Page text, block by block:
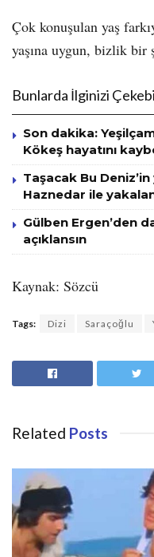
Çok konuşulan yaş
yaşına uygun, bizlik bir
Bunlarda İlginizi
Son dakika:
Kökeş hayatını
Taşacak Bu Deniz’in
Haznedar ile
Gülben Ergen’den
açıklansın
Kaynak: Sözcü
Tags: Dizi Saraçoğlu
Related Posts